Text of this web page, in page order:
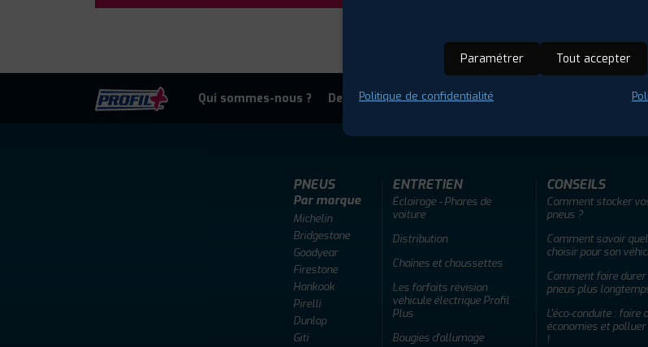
Qui sommes-nous ? Devenir adherent Offres d'emploi
PNEUS
Par marque
Michelin
Bridgestone
Goodyear
Firestone
Hankook
Pirelli
Dunlop
Giti
ENTRETIEN
Éclairage - Phares de
voiture
Distribution
Chaînes et chaussettes
Les forfaits révision
véhicule électrique Profil
Plus
Bougies d'allumage
CONSEILS
Comment stocker
pneus ?
Comment savoir
choisir pour son
Comment faire durer
pneus plus
L'éco-conduite : faire
économies et
!
Paramétrer Tout accepter
Politique de confidentialité